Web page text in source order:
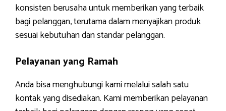
konsisten berusaha untuk memberikan yang terbaik
bagi pelanggan, terutama dalam menyajikan produk
sesuai kebutuhan dan standar pelanggan.
Pelayanan yang Ramah
Anda bisa menghubungi kami melalui salah satu
kontak yang disediakan. Kami memberikan pelayanan